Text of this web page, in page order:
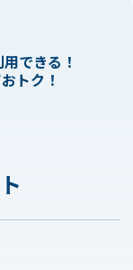
できる！
トク！